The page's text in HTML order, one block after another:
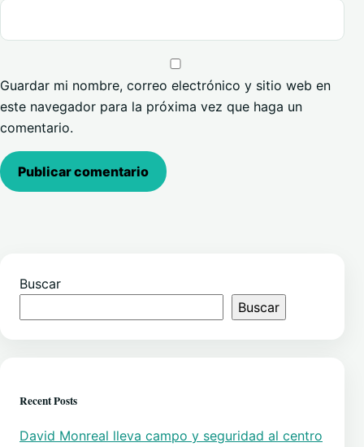
Guardar mi nombre, correo electrónico y sitio web en
este navegador para la próxima vez que haga un
comentario.
Buscar
Buscar
Recent Posts
David Monreal lleva campo y seguridad al centro